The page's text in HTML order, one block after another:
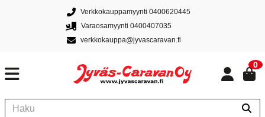
Verkkokauppamyynti 0400620445
Varaosamyynti 0400407035
verkkokauppa@jyvascaravan.fi
0